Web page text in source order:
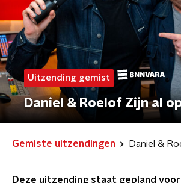
Uitzending gemist
Daniel & Roelof Zijn al
Gemiste uitzendingen Daniel &
Deze uitzending staat gepland voor